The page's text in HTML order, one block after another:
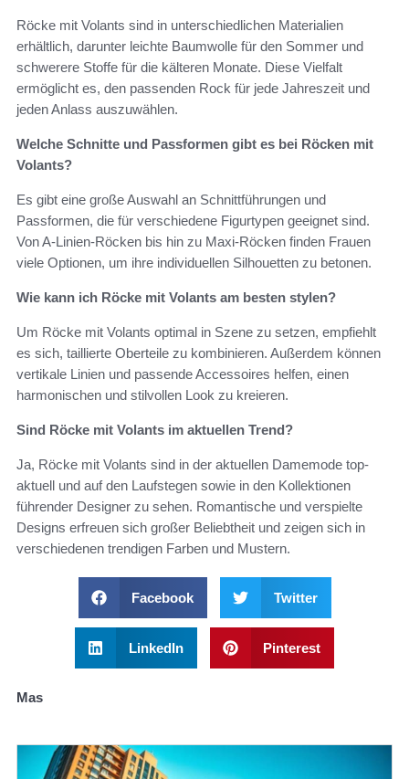
Röcke mit Volants sind in unterschiedlichen Materialien
erhältlich, darunter leichte Baumwolle für den Sommer und
schwerere Stoffe für die kälteren Monate. Diese Vielfalt
ermöglicht es, den passenden Rock für jede Jahreszeit und
jeden Anlass auszuwählen.
Welche Schnitte und Passformen gibt es bei Röcken mit
Volants?
Es gibt eine große Auswahl an Schnittführungen und
Passformen, die für verschiedene Figurtypen geeignet sind.
Von A-Linien-Röcken bis hin zu Maxi-Röcken finden Frauen
viele Optionen, um ihre individuellen Silhouetten zu betonen.
Wie kann ich Röcke mit Volants am besten stylen?
Um Röcke mit Volants optimal in Szene zu setzen, empfiehlt
es sich, taillierte Oberteile zu kombinieren. Außerdem können
vertikale Linien und passende Accessoires helfen, einen
harmonischen und stilvollen Look zu kreieren.
Sind Röcke mit Volants im aktuellen Trend?
Ja, Röcke mit Volants sind in der aktuellen Damemode top-
aktuell und auf den Laufstegen sowie in den Kollektionen
führender Designer zu sehen. Romantische und verspielte
Designs erfreuen sich großer Beliebtheit und zeigen sich in
verschiedenen trendigen Farben und Mustern.
Facebook Twitter
LinkedIn Pinterest
Mas